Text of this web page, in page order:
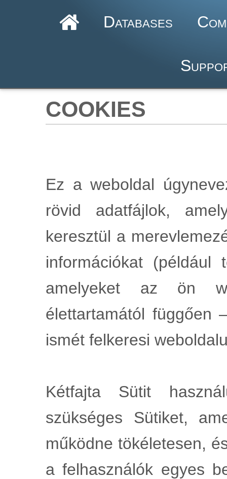
Databases
cookies
Ez a weboldal
rövid adatfájlok,
keresztül a
információkat (például
amelyeket az ön
élettartamától függően
ismét felkeresi
Kétfajta Sütit
szükséges Sütiket,
működne tökéletesen,
a felhasználók egyes